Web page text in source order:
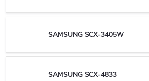
SAMSUNG SCX-3405W
SAMSUNG SCX-4833